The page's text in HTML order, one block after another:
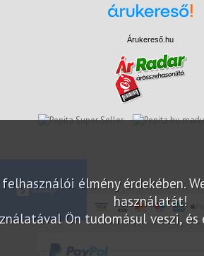
élmény érdekében.
használatát!
Ön tudomásul veszi,
Árukereső.hu